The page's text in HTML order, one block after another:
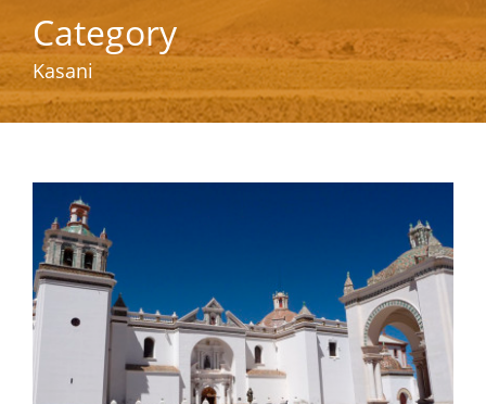
Category
Kasani